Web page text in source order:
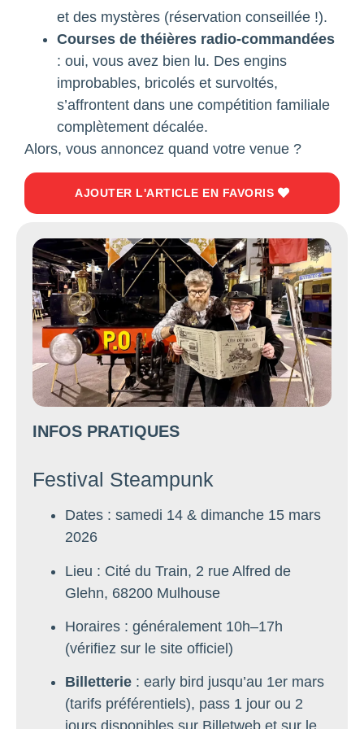
et des mystères (réservation conseillée !).
Courses de théières radio-commandées
: oui, vous avez bien lu. Des engins
improbables, bricolés et survoltés,
s’affrontent dans une compétition familiale
complètement décalée.
Alors, vous annoncez quand votre venue ?
AJOUTER L'ARTICLE EN FAVORIS
INFOS PRATIQUES
Festival Steampunk
Dates : samedi 14 & dimanche 15 mars
2026
Lieu : Cité du Train, 2 rue Alfred de
Glehn, 68200 Mulhouse
Horaires : généralement 10h–17h
(vérifiez sur le site officiel)
Billetterie : early bird jusqu’au 1er mars
(tarifs préférentiels), pass 1 jour ou 2